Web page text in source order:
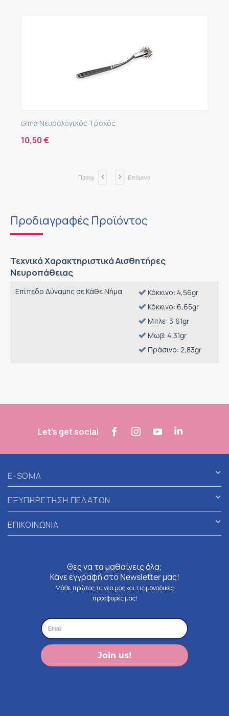
Gima Νευρολογικός Τροχός
10,50€
Προηγ Επόμενο
Προδιαγραφές Προϊόντος
Τεχνικά Χαρακτηριστικά Αισθητήρες
Νευροπάθειας
Επίπεδο Δύναμης σε Κάθε Νήμα
Κόκκινο: 4,56gr
Κόκκινο: 6,65gr
Μπλε: 3,61gr
Μωβ: 4,31gr
Πράσινο: 2,83gr
Let's get social
E-SOMA
ΕΞΥΠΗΡΕΤΗΣΗ ΠΕΛΑΤΩΝ
ΕΠΙΚΟΙΝΩΝΙΑ
Θες να τα μαθαίνεις όλα;
Κάνε εγγραφή στο Newsletter μας!
Μάθε πρώτος τα νέα μας και τις μοναδικές
προσφορές μας!
Join us!